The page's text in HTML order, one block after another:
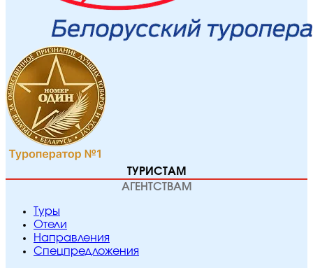
ТУРИСТАМ
АГЕНТСТВАМ
Туры
Отели
Направления
Спецпредложения